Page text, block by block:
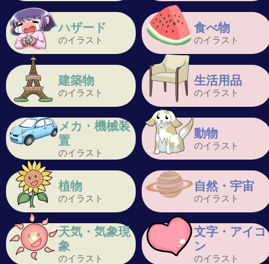
ハザード
のイラスト
食べ物
のイラスト
建築物
のイラスト
生活用品
のイラスト
メカ・機械装
置
のイラスト
動物
のイラスト
植物
のイラスト
自然・宇宙
のイラスト
天気・気象現
象
のイラスト
文字・アイコ
ン
のイラスト